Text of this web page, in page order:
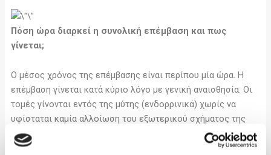
Πόση ώρα διαρκεί η συνολική επέμβαση και πως
γίνεται;
Ο μέσος χρόνος της επέμβασης είναι περίπου μία ώρα. Η
επέμβαση γίνεται κατά κύριο λόγο με γενική αναισθησία. Οι
τομές γίνονται εντός της μύτης (ενδορρινικά) χωρίς να
υφίσταται καμία αλλοίωση του εξωτερικού σχήματος της
μύτης. Δεν δημιουργείται μετεγχειρητικό οίδημα ή
μώλωπες. Μετά την επέμβαση τοποθετούνται δύο ειδικά